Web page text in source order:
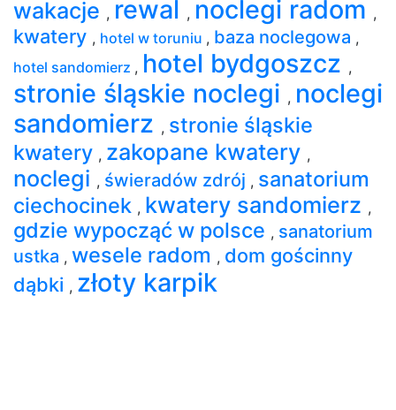
wakacje , rewal , noclegi radom ,
kwatery , hotel w toruniu , baza noclegowa ,
hotel sandomierz , hotel bydgoszcz ,
stronie śląskie noclegi , noclegi
sandomierz , stronie śląskie
kwatery , zakopane kwatery ,
noclegi , świeradów zdrój , sanatorium
ciechocinek , kwatery sandomierz ,
gdzie wypocząć w polsce , sanatorium
ustka , wesele radom , dom gościnny
dąbki , złoty karpik